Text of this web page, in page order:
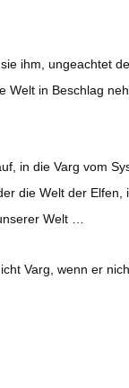
ihm, ungeachtet
Welt in Beschlag
in die Varg vom
die Welt der Elfen,
Welt …
Varg, wenn er